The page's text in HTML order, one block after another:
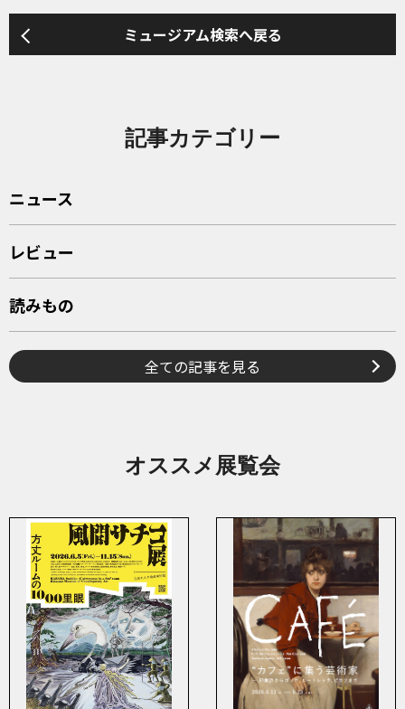
ミュージアム検索へ戻る
記事カテゴリー
ニュース
レビュー
読みもの
全ての記事を見る
オススメ展覧会